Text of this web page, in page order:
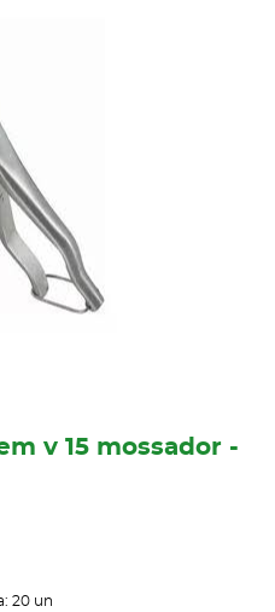
v 15 mossador -
20 un